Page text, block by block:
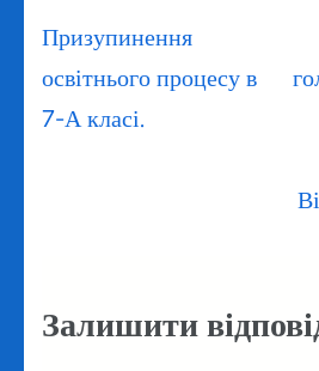
Навігація
записів
Призупинення
освітнього процесу в
7-А класі.
Залишити